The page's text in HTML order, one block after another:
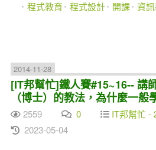
程式教育 程式設計 開課 資
2014-11-28
[IT邦幫忙]鐵人賽#15~16-- 講
（博士）的教法，為什麼一般
2559 0
IT邦幫忙 -
2023-05-04